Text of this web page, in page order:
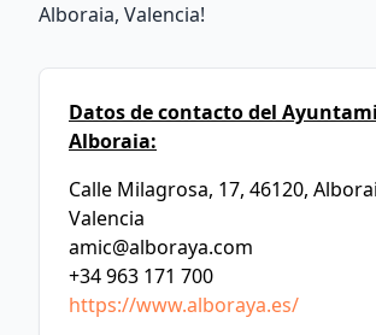
Alboraia, Valencia!
Datos de contacto del
Alboraia:
Calle Milagrosa, 17, 46120,
Valencia
amic@alboraya.com
+34 963 171 700
https://www.alboraya.es/